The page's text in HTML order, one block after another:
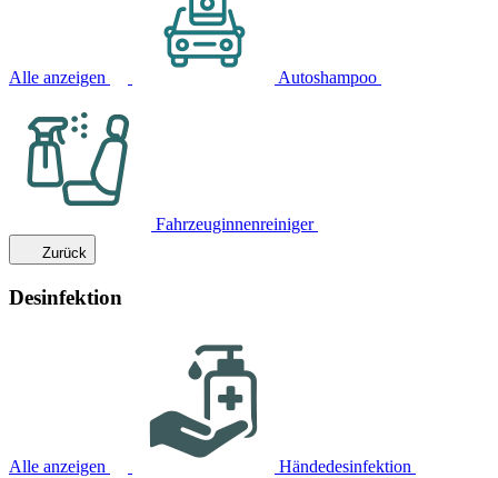
Alle anzeigen Autoshampoo
Fahrzeuginnenreiniger
Zurück
Desinfektion
Alle anzeigen Händedesinfektion